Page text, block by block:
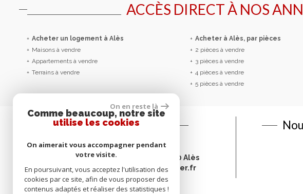
ACCÈS DIRECT À NOS
+
Acheter un logement à Alès
+
Maisons à vendre
+
Appartements à vendre
+
Terrains à vendre
+
Acheter à Alès, par pièces
+
2 pièces à vendre
+
3 pièces à vendre
+
4 pièces à vendre
+
5 pièces à vendre
Contactez-nous
Tél :04 66 52 30 00
Adresse :21 avenue Carnot - 30100 Alès
E-mail :contact@omegaimmobilier.fr
On en reste là
Comme beaucoup, notre site
utilise les cookies
On aimerait vous accompagner pendant
votre visite.
En poursuivant, vous acceptez l'utilisation des
cookies par ce site, afin de vous proposer des
contenus adaptés et réaliser des statistiques !